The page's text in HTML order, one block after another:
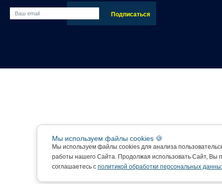
Мы используем файлы cookies 🍪
Мы используем файлы cookies для анализа
работы нашего Сайта. Продолжая использовать Сайт, Вы
соглашаетесь с политикой обработки персональных